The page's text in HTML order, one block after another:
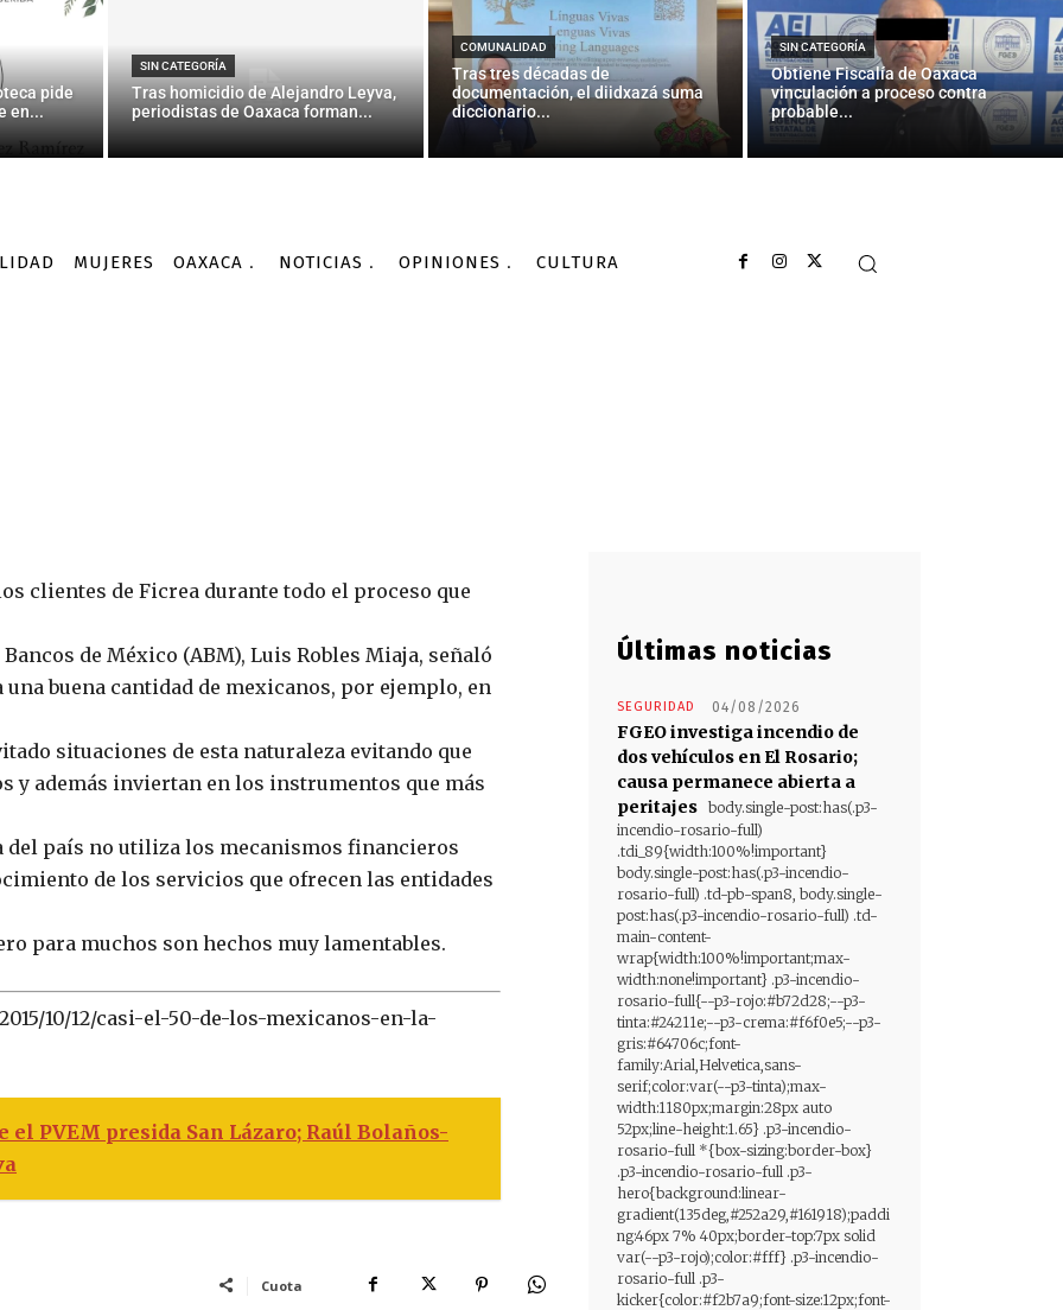
pide
en...
SIN CATEGORÍA
Tras homicidio de Alejandro Leyva,
periodistas de Oaxaca forman...
COMUNALIDAD
Tras tres décadas de
documentación, el diidxazá suma
diccionario...
SIN CATEGORÍA
Obtiene Fiscalía de Oaxaca
vinculación a proceso contra
probable...
MUJERES OAXACA NOTICIAS OPINIONES CULTURA
financiera
AGENCIA INFORMATIVA CONACYT - 12/10/2015
clientes de Ficrea durante todo el proceso que
de México (ABM), Luis Robles Miaja, señaló
buena cantidad de mexicanos, por ejemplo, en
situaciones de esta naturaleza evitando que
y además inviertan en los instrumentos que más
del país no utiliza los mecanismos financieros
de los servicios que ofrecen las entidades
para muchos son hechos muy lamentables.
10/12/casi-el-50-de-los-mexicanos-en-la-
PVEM presida San Lázaro; Raúl Bolaños-
Cuota
Últimas noticias
SEGURIDAD 04/08/2026
FGEO investiga incendio de
dos vehículos en El Rosario;
causa permanece abierta a
peritajes body.single-post:has(.p3-
incendio-rosario-full)
.tdi_89{width:100%!important}
body.single-post:has(.p3-incendio-
rosario-full) .td-pb-span8, body.single-
post:has(.p3-incendio-rosario-full) .td-
main-content-
wrap{width:100%!important;max-
width:none!important} .p3-incendio-
rosario-full{--p3-rojo:#b72d28;--p3-
tinta:#24211e;--p3-crema:#f6f0e5;--p3-
gris:#64706c;font-
family:Arial,Helvetica,sans-
serif;color:var(--p3-tinta);max-
width:1180px;margin:28px auto
52px;line-height:1.65} .p3-incendio-
rosario-full *{box-sizing:border-box}
.p3-incendio-rosario-full .p3-
hero{background:linear-
gradient(135deg,#252a29,#161918);paddi
ng:46px 7% 40px;border-top:7px solid
var(--p3-rojo);color:#fff} .p3-incendio-
rosario-full .p3-
kicker{color:#f2b7a9;font-size:12px;font-